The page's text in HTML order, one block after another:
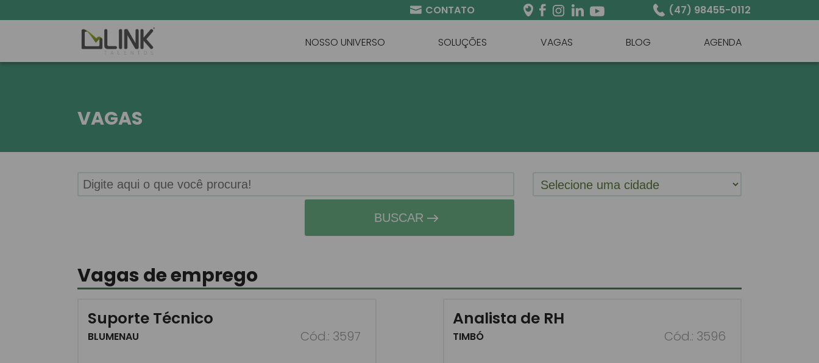
(47) 98455-0112
CONTATO
AGENDA
BLOG
VAGAS
SOLUÇÕES
NOSSO UNIVERSO
VAGAS
BUSCAR
Vagas de emprego
Suporte Técnico
BLUMENAU Cód.: 3597
Analista de RH
TIMBÓ Cód.: 3596